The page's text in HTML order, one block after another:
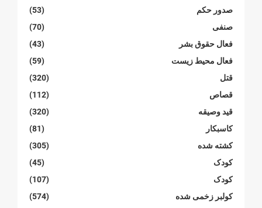
صدور حکم
(53)
صنفی
(70)
فعال حقوق بشر
(43)
فعال محیط زیست
(59)
قتل
(320)
قصاص
(112)
قید وصیقه
(320)
کاسبکار
(81)
کشته شده
(305)
کودک
(45)
کودک
(107)
کولبر زخمی شدە
(574)